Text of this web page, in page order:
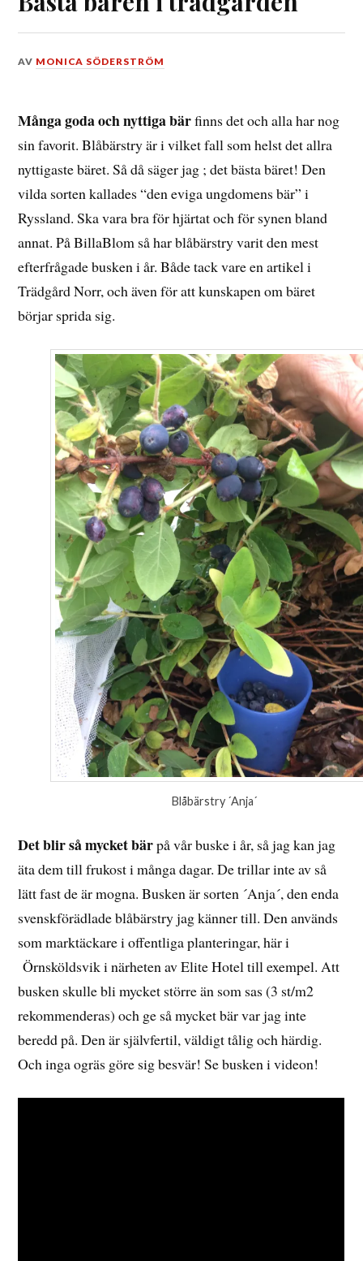
DEN
2017
AV MONICA SÖDERSTRÖM
Många goda och nyttiga bärfinns det och alla har nog
sin favorit. Blåbärstry är i vilket fall som helst det allra
nyttigaste bäret. Så då säger jag ; det bästa bäret! Den
vilda sorten kallades “den eviga ungdomens bär” i
Ryssland. Ska vara bra för hjärtat och för synen bland
annat. På BillaBlom så har blåbärstry varit den mest
efterfrågade busken i år. Både tack vare en artikel i
Trädgård Norr, och även för att kunskapen om bäret
börjar sprida sig.
Blåbärstry ´Anja´
Det blir så mycket bärpå vår buske i år, så jag kan jag
äta dem till frukost i många dagar. De trillar inte av så
lätt fast de är mogna. Busken är sorten ´Anja´, den enda
svenskförädlade blåbärstry jag känner till. Den används
som marktäckare i offentliga planteringar, här i
Örnsköldsvik i närheten av Elite Hotel till exempel. Att
busken skulle bli mycket större än som sas (3 st/m2
rekommenderas) och ge så mycket bär var jag inte
beredd på. Den är självfertil, väldigt tålig och härdig.
Och inga ogräs göre sig besvär! Se busken i videon!